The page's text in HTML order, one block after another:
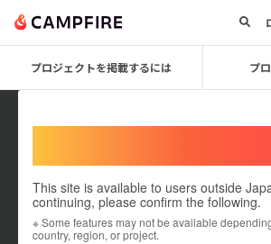
プロジェクトを掲載するには プ
This site is available to users outside
continuing, please confirm the following.
※ Some features may not be available
country, region, or project.
New Work Style